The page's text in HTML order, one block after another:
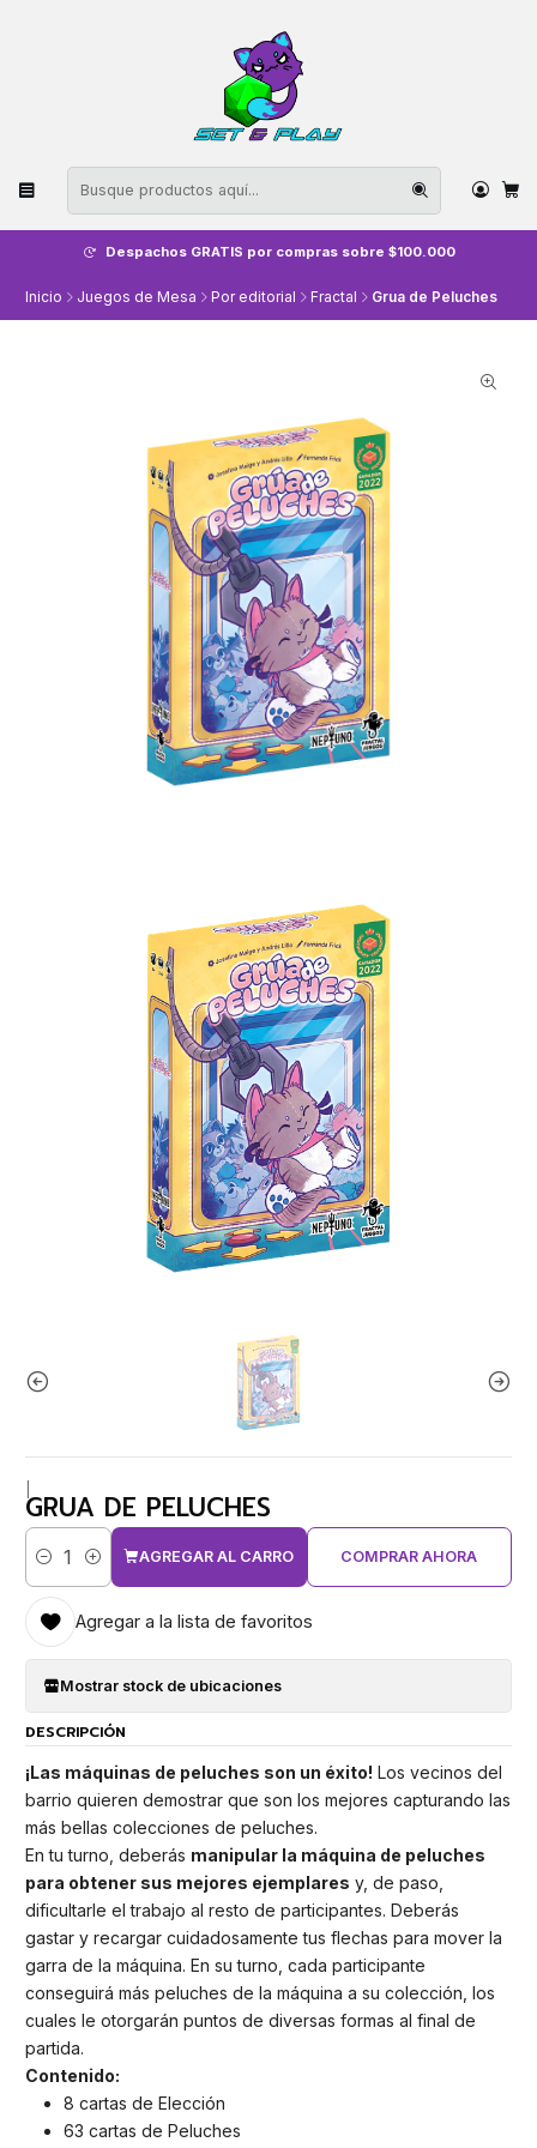
Despachos GRATIS por compras sobre $100.000
Inicio Juegos de Mesa Por editorial Fractal Grua de Peluches
GRUA DE PELUCHES
Cantidad
AGREGAR AL CARRO COMPRAR AHORA
Agregar a la lista de favoritos
Mostrar stock de ubicaciones
DESCRIPCIÓN
¡Las máquinas de peluches son un éxito! Los vecinos del
barrio quieren demostrar que son los mejores capturando las
más bellas colecciones de peluches.
En tu turno, deberás manipular la máquina de peluches
para obtener sus mejores ejemplares y, de paso,
dificultarle el trabajo al resto de participantes. Deberás
gastar y recargar cuidadosamente tus flechas para mover la
garra de la máquina. En su turno, cada participante
conseguirá más peluches de la máquina a su colección, los
cuales le otorgarán puntos de diversas formas al final de
partida.
Contenido:
8 cartas de Elección
63 cartas de Peluches